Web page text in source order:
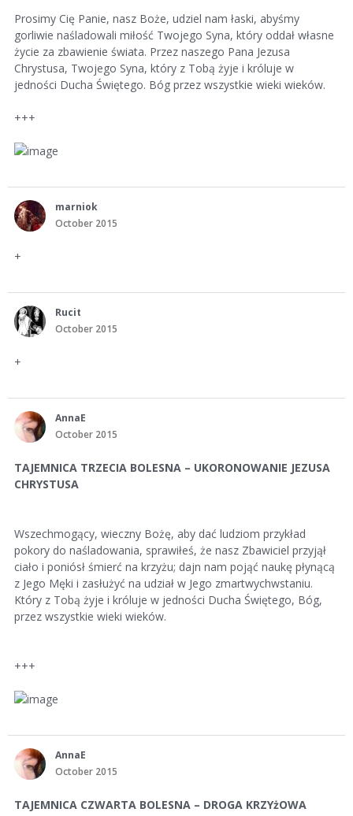
Prosimy Cię Panie, nasz Boże, udziel nam łaski, abyśmy
gorliwie naśladowali miłość Twojego Syna, który oddał własne
życie za zbawienie świata. Przez naszego Pana Jezusa
Chrystusa, Twojego Syna, który z Tobą żyje i króluje w
jedności Ducha Świętego. Bóg przez wszystkie wieki wieków.
+++
marniok
October 2015
+
Rucit
October 2015
+
AnnaE
October 2015
TAJEMNICA TRZECIA BOLESNA – UKORONOWANIE JEZUSA
CHRYSTUSA
Wszechmogący, wieczny Bożę, aby dać ludziom przykład
pokory do naśladowania, sprawiłeś, że nasz Zbawiciel przyjął
ciało i poniósł śmierć na krzyżu; dajn nam pojąć naukę płynącą
z Jego Męki i zasłużyć na udział w Jego zmartwychwstaniu.
Który z Tobą żyje i króluje w jedności Ducha Świętego, Bóg,
przez wszystkie wieki wieków.
+++
AnnaE
October 2015
TAJEMNICA CZWARTA BOLESNA – DROGA KRZYżOWA